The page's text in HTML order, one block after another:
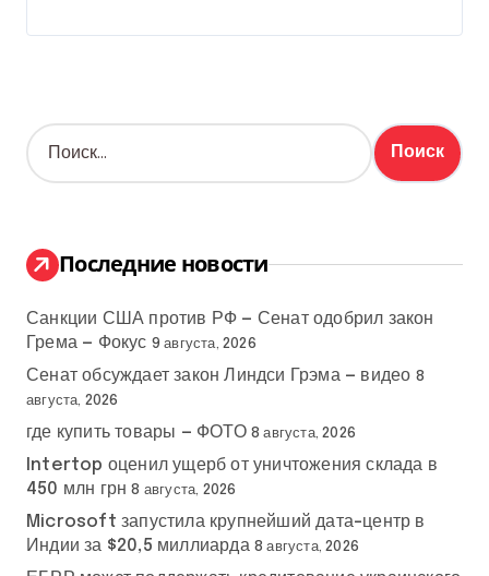
Н
а
:
Последние новости
Санкции США против РФ — Сенат одобрил закон
Грема — Фокус 9 августа, 2026
Сенат обсуждает закон Линдси Грэма — видео 8
августа, 2026
где купить товары — ФОТО 8 августа, 2026
Intertop оценил ущерб от уничтожения склада в
450 млн грн 8 августа, 2026
Microsoft запустила крупнейший дата-центр в
Индии за $20,5 миллиарда 8 августа, 2026